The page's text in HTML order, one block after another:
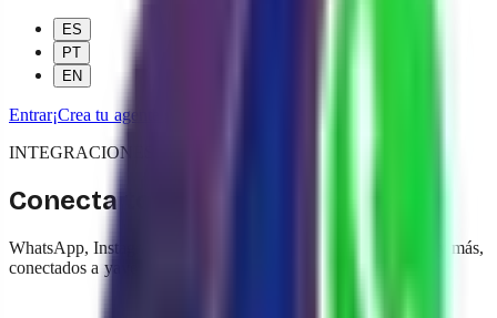
ES
PT
EN
Entrar¡Crea tu agente gratis!
INTEGRACIONES
Conecta todo lo que ya usas
WhatsApp, Instagram, tu e-commerce, tus pasarelas de pago y más,
conectados a yavendió! sin migraciones ni complicaciones.